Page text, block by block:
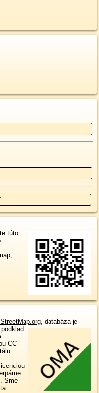
túto
, databáza je
CC-
. Sme